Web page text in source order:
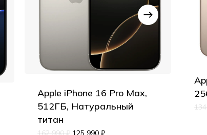
Apple iPhone 16 Pro Max,
512ГБ, Натуральный
титан
162 990₽ 125 990 ₽